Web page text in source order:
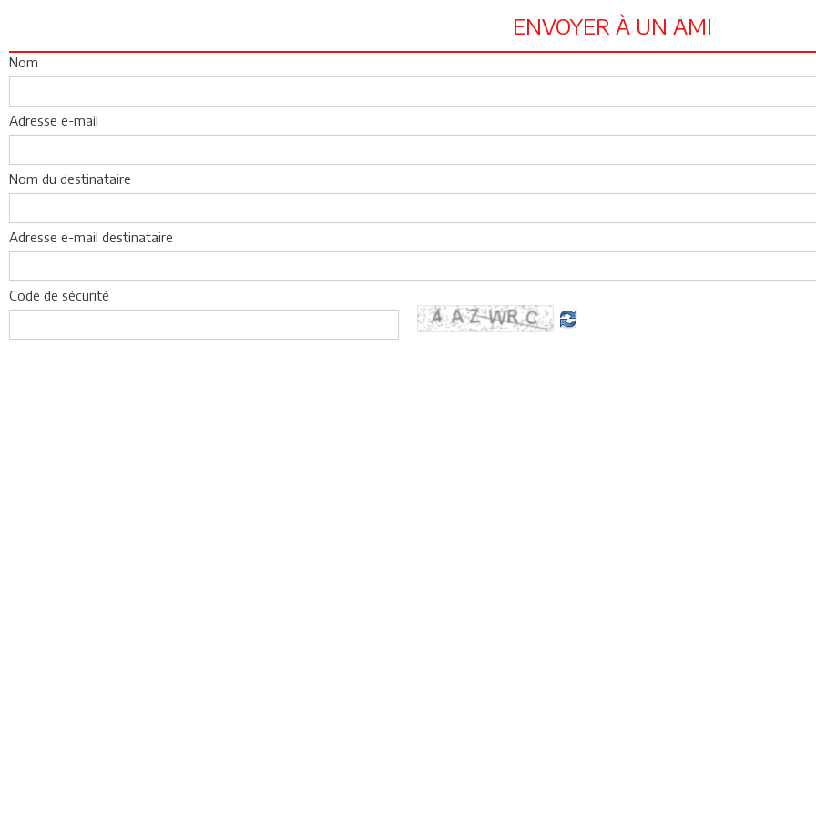
ENVOYER À UN AMI
Nom
Adresse e-mail
Nom du destinataire
Adresse e-mail destinataire
Code de sécurité